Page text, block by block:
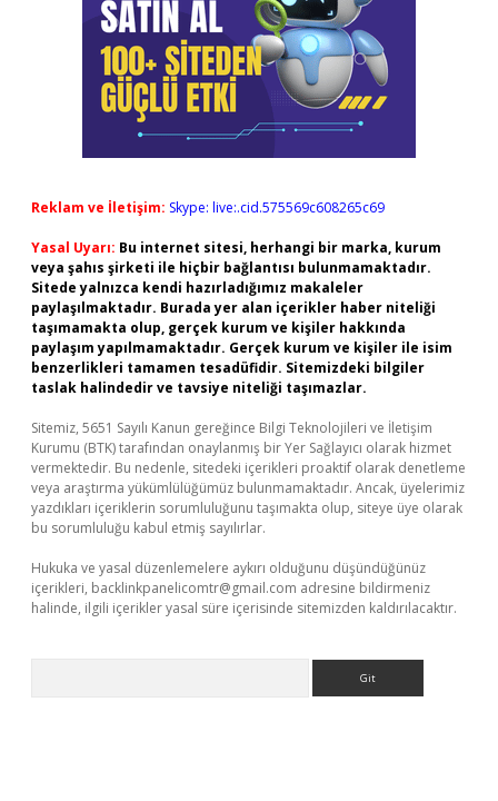
Reklam ve İletişim: Skype: live:.cid.575569c608265c69
Yasal Uyarı: Bu internet sitesi, herhangi bir marka, kurum
veya şahıs şirketi ile hiçbir bağlantısı bulunmamaktadır.
Sitede yalnızca kendi hazırladığımız makaleler
paylaşılmaktadır. Burada yer alan içerikler haber niteliği
taşımamakta olup, gerçek kurum ve kişiler hakkında
paylaşım yapılmamaktadır. Gerçek kurum ve kişiler ile isim
benzerlikleri tamamen tesadüfidir. Sitemizdeki bilgiler
taslak halindedir ve tavsiye niteliği taşımazlar.
Sitemiz, 5651 Sayılı Kanun gereğince Bilgi Teknolojileri ve İletişim
Kurumu (BTK) tarafından onaylanmış bir Yer Sağlayıcı olarak hizmet
vermektedir. Bu nedenle, sitedeki içerikleri proaktif olarak denetleme
veya araştırma yükümlülüğümüz bulunmamaktadır. Ancak, üyelerimiz
yazdıkları içeriklerin sorumluluğunu taşımakta olup, siteye üye olarak
bu sorumluluğu kabul etmiş sayılırlar.
Hukuka ve yasal düzenlemelere aykırı olduğunu düşündüğünüz
içerikleri, backlinkpanelicomtr@gmail.com adresine bildirmeniz
halinde, ilgili içerikler yasal süre içerisinde sitemizden kaldırılacaktır.